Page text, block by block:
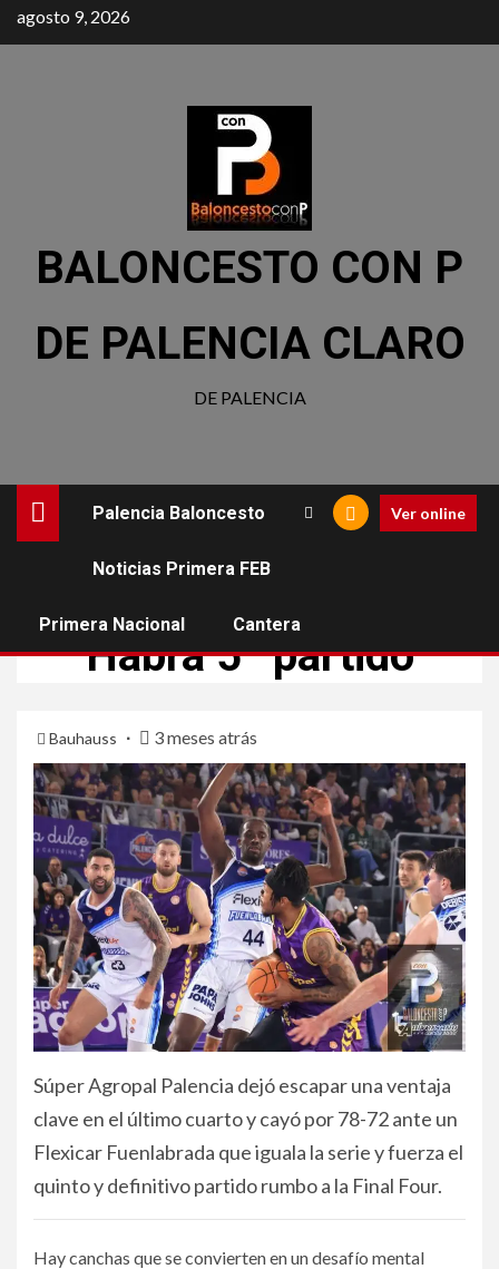
agosto 9, 2026
BALONCESTO CON P
DE PALENCIA CLARO
DE PALENCIA
Palencia Baloncesto
Noticias Primera FEB
Primera Nacional Cantera
Ver online
Habrá 5º partido
Bauhauss 3 meses atrás
Súper Agropal Palencia dejó escapar una ventaja
clave en el último cuarto y cayó por 78-72 ante un
Flexicar Fuenlabrada que iguala la serie y fuerza el
quinto y definitivo partido rumbo a la Final Four.
Hay canchas que se convierten en un desafío mental